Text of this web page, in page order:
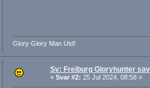
Glory Glory Man Utd!
Sv: Freiburg Gloryhunter
« Svar #2: 25 Jul 2024, 08:58 »